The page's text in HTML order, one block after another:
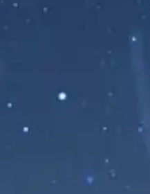
NASANET TV